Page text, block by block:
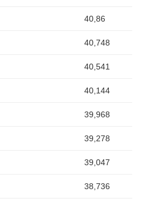
40,86
40,748
40,541
40,144
39,968
39,278
39,047
38,736